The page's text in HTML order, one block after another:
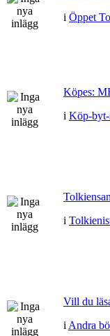
i Öppet
Köpes:
i Köp-byt-
i
Vill du
i Andra